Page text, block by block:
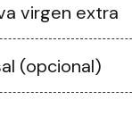
virgen extra
(opcional)